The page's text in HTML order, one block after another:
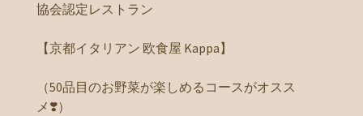
協会認定レストラン
【京都イタリアン 欧食屋 Kappa】
（50品目のお野菜が楽しめるコースがオスス
メ❣️）